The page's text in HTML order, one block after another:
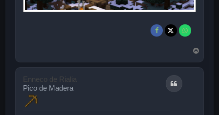
r
Enneco de Rialia
Pico de Madera
Citar